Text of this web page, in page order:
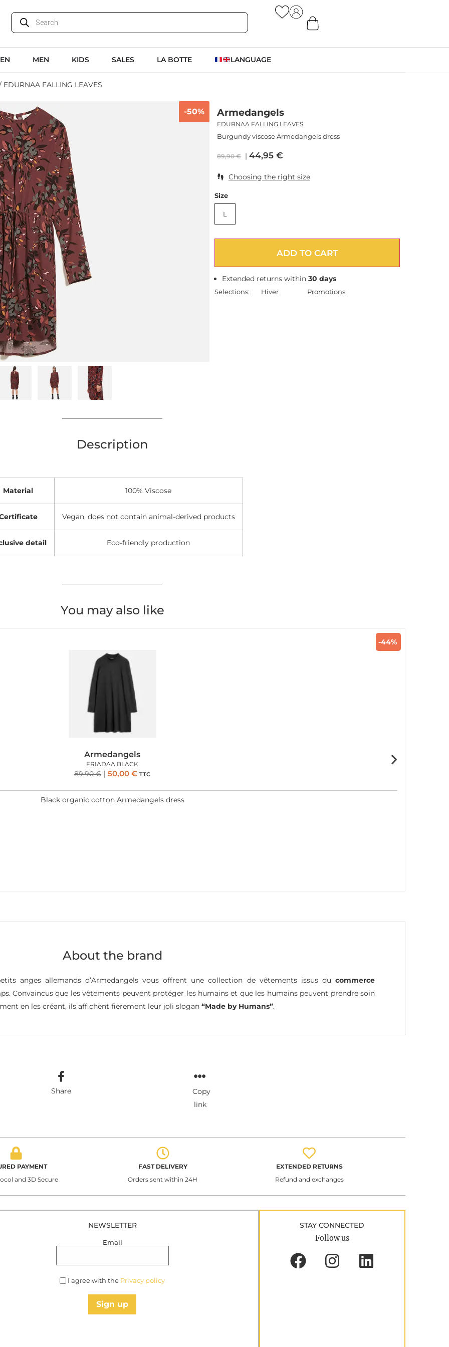
MEN KIDS SALES LA BOTTE LANGUAGE
FALLING LEAVES
-50% Armedangels
EDURNAA FALLING LEAVES
Burgundy viscose Armedangels dress
89,90€ 44,95€
Choosing the right size
Size
L
ADD TO CART
Extended returns within 30 days
Selections: Hiver Promotions
Description
Material 100% Viscose
Vegan, does not contain animal-derived products
detail Eco-friendly production
You may also like
-44%
Armedangels
FRIADAA BLACK
89,90€ 50,00 € TTC
Black organic cotton Armedangels dress
About the brand
anges allemands d’Armedangels vous offrent une collection de vêtements issus du commerce
Convaincus que les vêtements peuvent protéger les humains et que les humains peuvent prendre soin
en les créant, ils affichent fièrement leur joli slogan “Made by Humans”.
Share
Copy
link
PAYMENT
and 3D Secure
FAST DELIVERY
Orders sent within 24H
EXTENDED RETURNS
Refund and exchanges
NEWSLETTER
Email
I agree with the Privacy policy
Sign up
STAY CONNECTED
Follow us